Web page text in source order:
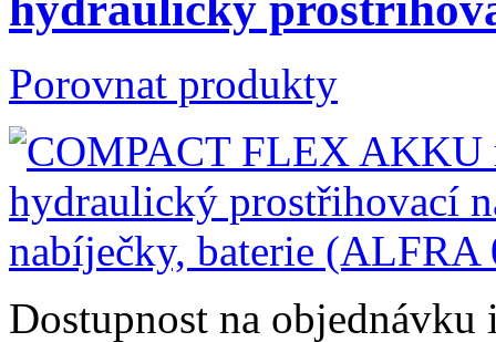
Porovnat produkty
Dostupnost na objednávku